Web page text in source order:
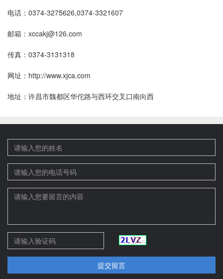
电话：0374-3275626,0374-3321607
邮箱：xccakj@126.com
传真：0374-3131318
网址：http://www.xjca.com
地址：许昌市魏都区华佗路与西环交叉口南向西
提交留言